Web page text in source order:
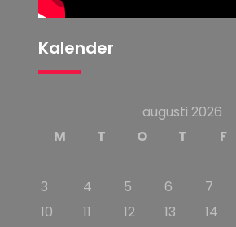
Kalender
augusti 2026
M
T O T F
3
4 5 6 7
10
11 12 13 14